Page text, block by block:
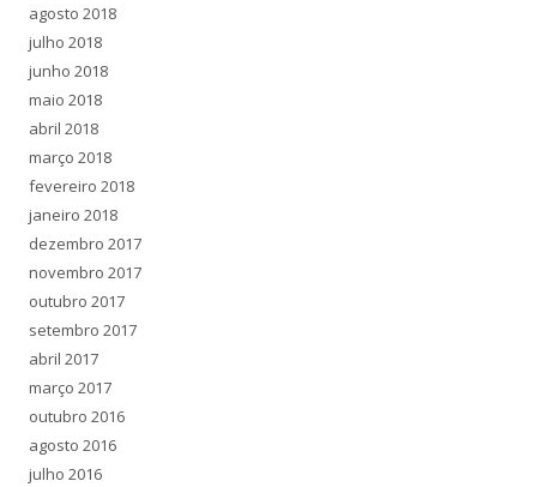
agosto 2018
julho 2018
junho 2018
maio 2018
abril 2018
março 2018
fevereiro 2018
janeiro 2018
dezembro 2017
novembro 2017
outubro 2017
setembro 2017
abril 2017
março 2017
outubro 2016
agosto 2016
julho 2016